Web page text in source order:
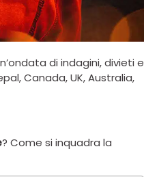
di indagini, divieti e
Canada, UK, Australia,
? Come si inquadra la